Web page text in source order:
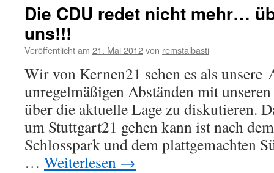
Landtagsabgeordneten
(1)
Die CDU redet nicht mehr…
uns!!!
Veröffentlicht am 21. Mai 2012von remstalbasti
Wir von Kernen21 sehen es als unsere
unregelmäßigen Abständen mit
über die aktuelle Lage zu diskutieren.
um Stuttgart21 gehen kann ist nach
Schlosspark und dem plattgemachten
… Weiterlesen →